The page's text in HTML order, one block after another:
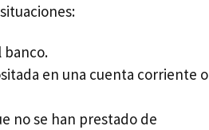
banco.
en una cuenta corriente o
no se han prestado de